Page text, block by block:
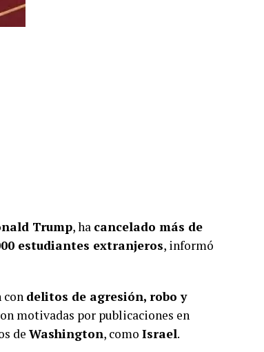
Trump, ha cancelado más de
estudiantes extranjeros, informó
con delitos de agresión, robo y
motivadas por publicaciones en
de Washington, como Israel.